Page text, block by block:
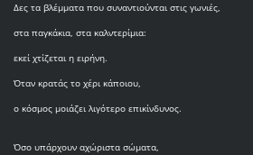
Δες τα βλέμματα που συναντιούνται στις γωνιές,
στα παγκάκια, στα καλντερίμια:
εκεί χτίζεται η ειρήνη.
Όταν κρατάς το χέρι κάποιου,
ο κόσμος μοιάζει λιγότερο επικίνδυνος.
Όσο υπάρχουν αχώριστα σώματα,